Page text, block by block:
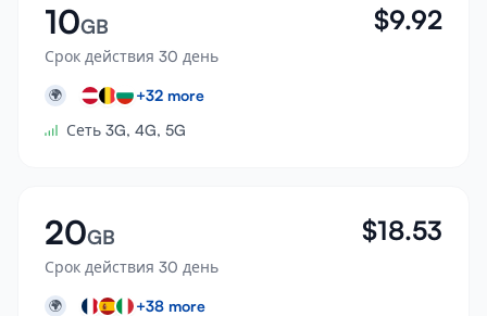
10GB
Срок действия 30 день
$9.92
🌍 +32 more
Сеть 3G, 4G, 5G
20GB
Срок действия 30 день
$18.53
🌍 +38 more